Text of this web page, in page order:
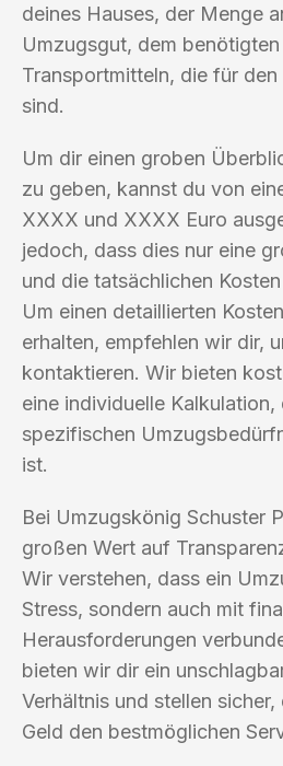
deines Hauses, der Menge
Umzugsgut, dem
Transportmitteln, die für
sind.
Um dir einen groben
zu geben, kannst du von
XXXX und XXXX Euro
jedoch, dass dies nur eine
und die tatsächlichen
Um einen detaillierten
erhalten, empfehlen wir dir,
kontaktieren. Wir bieten
eine individuelle
spezifischen
ist.
Bei Umzugskönig Schuster
großen Wert auf
Wir verstehen, dass ein
Stress, sondern auch mit
Herausforderungen
bieten wir dir ein
Verhältnis und stellen
Geld den bestmöglichen